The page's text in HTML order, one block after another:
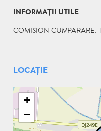
INFORMAŢII UTILE
COMISION CUMPARARE:
LOCAȚIE
+
−